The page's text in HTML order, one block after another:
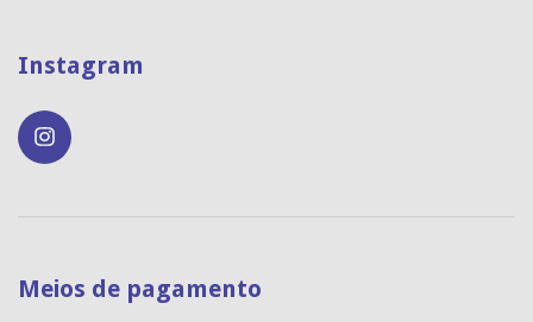
Instagram
Meios de pagamento